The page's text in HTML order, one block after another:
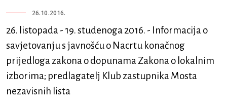
26.10.2016.
26. listopada - 19. studenoga 2016. - Informacija o
savjetovanju s javnošću o Nacrtu konačnog
prijedloga zakona o dopunama Zakona o lokalnim
izborima; predlagatelj Klub zastupnika Mosta
nezavisnih lista